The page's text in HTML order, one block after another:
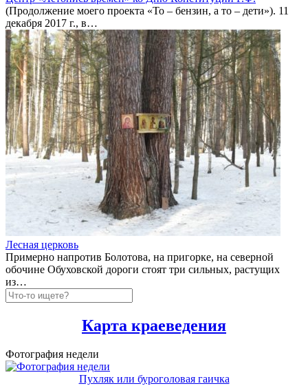
(Продолжение моего проекта «То – бензин, а то – дети»). 11
декабря 2017 г., в…
Лесная церковь
Примерно напротив Болотова, на пригорке, на северной
обочине Обуховской дороги стоят три сильных, растущих
из…
Карта краеведения
Фотография недели
Пухляк или буроголовая гаичка